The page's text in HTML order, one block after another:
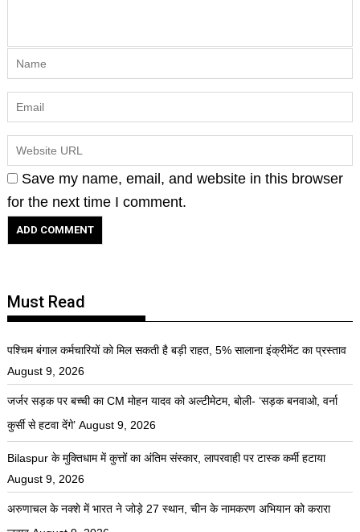
Save my name, email, and website in this browser
for the next time I comment.
Must Read
पश्चिम बंगाल कर्मचारियों को मिल सकती है बड़ी राहत, 5% सालाना इंक्रीमेंट का प्रस्ताव
August 9, 2026
जर्जर सड़क पर बच्ची का CM मोहन यादव को अल्टीमेटम, बोली- ‘सड़क बनवाओ, वर्ना
कुर्सी से हटवा देंगे’ August 9, 2026
Bilaspur के मुक्तिधाम में कुत्तों का अंतिम संस्कार, लापरवाही पर टास्क कर्मी हटाया
August 9, 2026
अरुणाचल के नक्शे में भारत ने जोड़े 27 स्थान, चीन के नामकरण अभियान को करारा